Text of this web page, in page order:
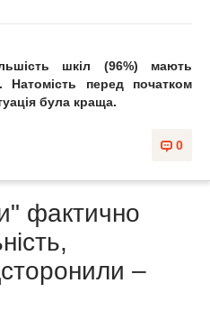
шкіл (96%) мають
Натомість перед початком
була краща.
0
фактично
–